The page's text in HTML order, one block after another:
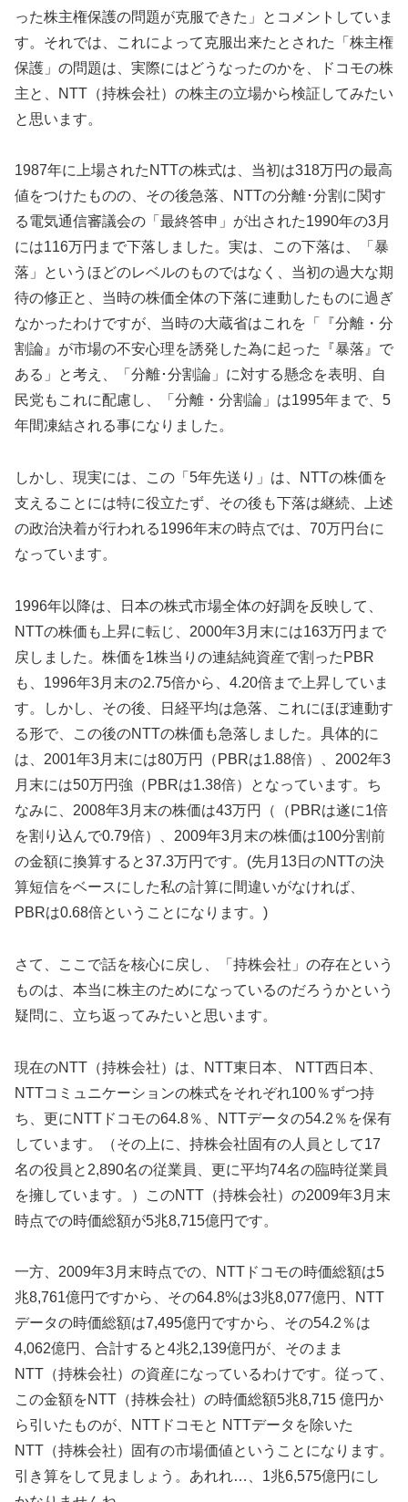
った株主権保護の問題が克服できた」とコメントしていま
す。それでは、これによって克服出来たとされた「株主権
保護」の問題は、実際にはどうなったのかを、ドコモの株
主と、NTT（持株会社）の株主の立場から検証してみたい
と思います。
1987年に上場されたNTTの株式は、当初は318万円の最高
値をつけたものの、その後急落、NTTの分離･分割に関す
る電気通信審議会の「最終答申」が出された1990年の3月
には116万円まで下落しました。実は、この下落は、「暴
落」というほどのレベルのものではなく、当初の過大な期
待の修正と、当時の株価全体の下落に連動したものに過ぎ
なかったわけですが、当時の大蔵省はこれを「『分離・分
割論』が市場の不安心理を誘発した為に起った『暴落』で
ある」と考え、「分離･分割論」に対する懸念を表明、自
民党もこれに配慮し、「分離・分割論」は1995年まで、5
年間凍結される事になりました。
しかし、現実には、この「5年先送り」は、NTTの株価を
支えることには特に役立たず、その後も下落は継続、上述
の政治決着が行われる1996年末の時点では、70万円台に
なっています。
1996年以降は、日本の株式市場全体の好調を反映して、
NTTの株価も上昇に転じ、2000年3月末には163万円まで
戻しました。株価を1株当りの連結純資産で割ったPBR
も、1996年3月末の2.75倍から、4.20倍まで上昇していま
す。しかし、その後、日経平均は急落、これにほぼ連動す
る形で、この後のNTTの株価も急落しました。具体的に
は、2001年3月末には80万円（PBRは1.88倍）、2002年3
月末には50万円強（PBRは1.38倍）となっています。ち
なみに、2008年3月末の株価は43万円（（PBRは遂に1倍
を割り込んで0.79倍）、2009年3月末の株価は100分割前
の金額に換算すると37.3万円です。(先月13日のNTTの決
算短信をベースにした私の計算に間違いがなければ、
PBRは0.68倍ということになります。)
さて、ここで話を核心に戻し、「持株会社」の存在という
ものは、本当に株主のためになっているのだろうかという
疑問に、立ち返ってみたいと思います。
現在のNTT（持株会社）は、NTT東日本、 NTT西日本、
NTTコミュニケーションの株式をそれぞれ100％ずつ持
ち、更にNTTドコモの64.8％、NTTデータの54.2％を保有
しています。（その上に、持株会社固有の人員として17
名の役員と2,890名の従業員、更に平均74名の臨時従業員
を擁しています。）このNTT（持株会社）の2009年3月末
時点での時価総額が5兆8,715億円です。
一方、2009年3月末時点での、NTTドコモの時価総額は5
兆8,761億円ですから、その64.8%は3兆8,077億円、NTT
データの時価総額は7,495億円ですから、その54.2％は
4,062億円、合計すると4兆2,139億円が、そのまま
NTT（持株会社）の資産になっているわけです。従って、
この金額をNTT（持株会社）の時価総額5兆8,715 億円か
ら引いたものが、NTTドコモと NTTデータを除いた
NTT（持株会社）固有の市場価値ということになります。
引き算をして見ましょう。あれれ…、1兆6,575億円にし